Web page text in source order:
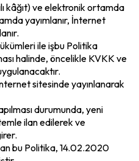
kâğıt) ve elektronik ortamda
yayımlanır, İnternet
ile işbu Politika
halinde, öncelikle KVKK ve
sitesinde yayınlanarak
durumunda, yeni
ilan edilerek ve
bu Politika, 14.02.2020